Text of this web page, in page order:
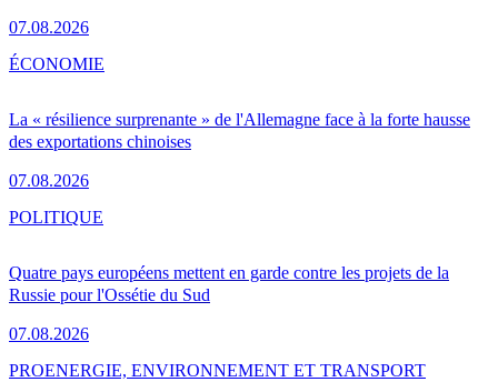
07.08.2026
La « résilience surprenante » de l'Allemagne face à la forte hausse
des exportations chinoises
07.08.2026
ÉCONOMIE
Quatre pays européens mettent en garde contre les projets de la
Russie pour l'Ossétie du Sud
07.08.2026
POLITIQUE
PROENERGIE, ENVIRONNEMENT ET TRANSPORT